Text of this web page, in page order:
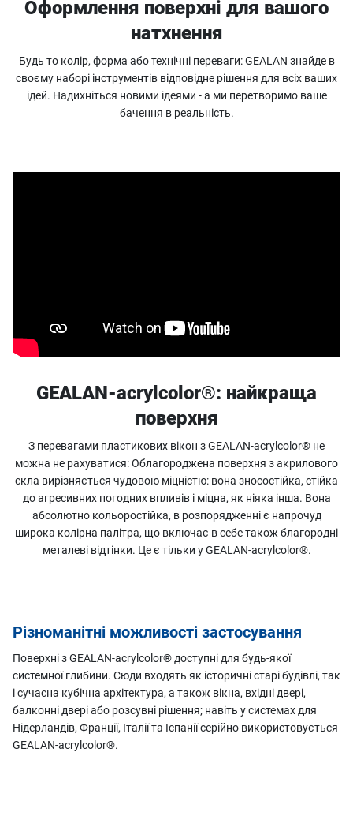
Оформлення поверхні для вашого
натхнення
Будь то колір, форма або технічні переваги: GEALAN знайде в
своєму наборі інструментів відповідне рішення для всіх ваших
ідей. Надихніться новими ідеями - а ми перетворимо ваше
бачення в реальність.
GEALAN-acrylcolor®: найкраща
поверхня
З перевагами пластикових вікон з GEALAN-acrylcolor® не
можна не рахуватися: Облагороджена поверхня з акрилового
скла вирізняється чудовою міцністю: вона зносостійка, стійка
до агресивних погодних впливів і міцна, як ніяка інша. Вона
абсолютно кольоростійка, в розпорядженні є напрочуд
широка колірна палітра, що включає в себе також благородні
металеві відтінки. Це є тільки у GEALAN-acrylcolor®.
Різноманітні можливості застосування
Поверхні з GEALAN-acrylcolor® доступні для будь-якої
системної глибини. Сюди входять як історичні старі будівлі, так
і сучасна кубічна архітектура, а також вікна, вхідні двері,
балконні двері або розсувні рішення; навіть у системах для
Нідерландів, Франції, Італії та Іспанії серійно використовується
GEALAN-acrylcolor®.